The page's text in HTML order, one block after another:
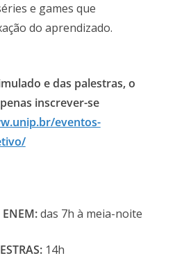
e games que
do aprendizado.
e das palestras, o
inscrever-se
eventos-
das 7h à meia-noite
14h